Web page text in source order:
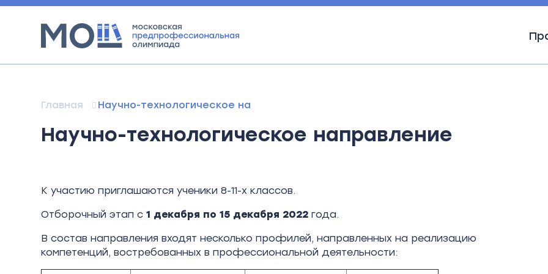
Главная Научно-технологическое направление
Научно-технологическое направление
К участию приглашаются ученики 8-11-х классов.
Отборочный этап с 1 декабря по 15 декабря 2022 года.
В состав направления входят несколько профилей, направленных на реализацию
компетенций, востребованных в профессиональной деятельности: